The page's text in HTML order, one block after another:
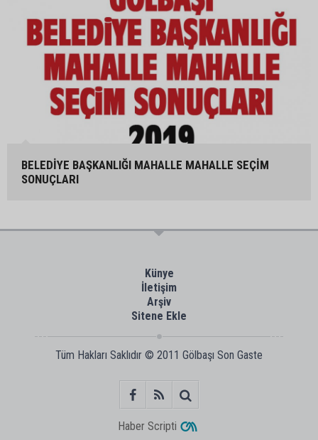
BELEDİYE BAŞKANLIĞI MAHALLE MAHALLE SEÇİM
SONUÇLARI
Künye
İletişim
Arşiv
Sitene Ekle
Tüm Hakları Saklıdır © 2011 Gölbaşı Son Gaste
Haber Scripti